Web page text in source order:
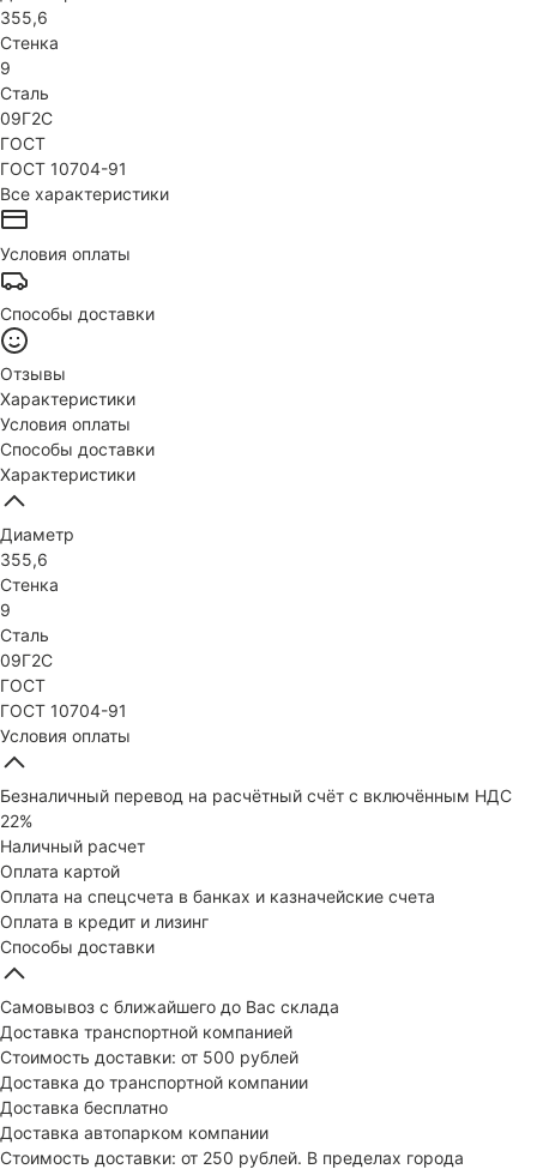
355,6
Стенка
9
Сталь
09Г2С
ГОСТ
ГОСТ 10704-91
Все характеристики
Условия оплаты
Способы доставки
Отзывы
Характеристики
Условия оплаты
Способы доставки
Характеристики
Диаметр
355,6
Стенка
9
Сталь
09Г2С
ГОСТ
ГОСТ 10704-91
Условия оплаты
Безналичный перевод на расчётный счёт с включённым НДС
22%
Наличный расчет
Оплата картой
Оплата на спецсчета в банках и казначейские счета
Оплата в кредит и лизинг
Способы доставки
Самовывоз с ближайшего до Вас склада
Доставка транспортной компанией
Стоимость доставки: от 500 рублей
Доставка до транспортной компании
Доставка бесплатно
Доставка автопарком компании
Стоимость доставки: от 250 рублей. В пределах города